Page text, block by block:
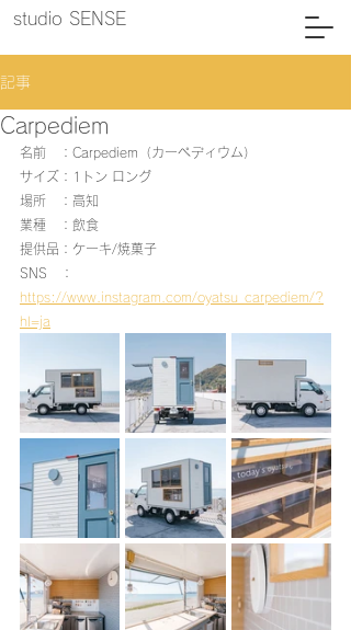
studio SENSE
記事
Carpediem
名前　：Carpediem（カーぺディウム）
サイズ：1トン ロング
場所　：高知
業種　：飲食
提供品：ケーキ/焼菓子
SNS　：
https://www.instagram.com/oyatsu_carpediem/?
hl=ja